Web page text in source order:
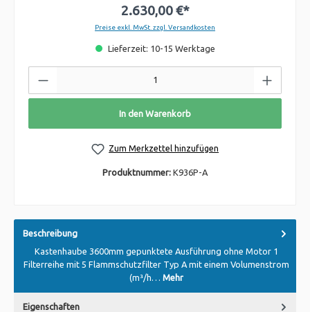
2.630,00 €*
Preise exkl. MwSt. zzgl. Versandkosten
Lieferzeit: 10-15 Werktage
In den Warenkorb
Zum Merkzettel hinzufügen
Produktnummer: K936P-A
Beschreibung
Kastenhaube 3600mm gepunktete Ausführung ohne Motor 1
Filterreihe mit 5 Flammschutzfilter Typ A mit einem Volumenstrom
(m³/h… Mehr
Eigenschaften